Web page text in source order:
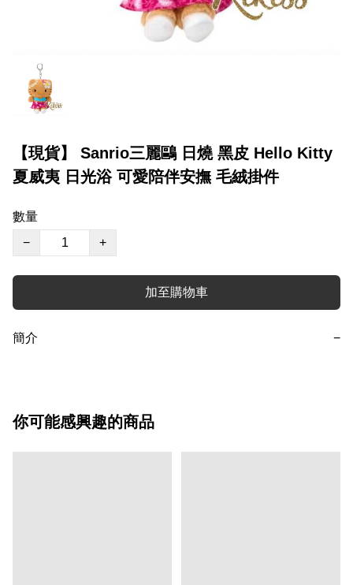
【現貨】 Sanrio三麗鷗 日燒 黑皮 Hello Kitty
夏威夷 日光浴 可愛陪伴安撫 毛絨掛件
數量
−
+
加至購物車
簡介 −
你可能感興趣的商品